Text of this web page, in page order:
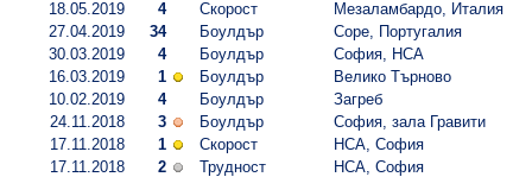
18.05.2019
4 Скорост
Мезаламбардо, Италия
27.04.2019
34 Боулдър
Соре, Португалия
30.03.2019
4 Боулдър
София, НСА
16.03.2019
1 Боулдър
Велико Търново
10.02.2019
4 Боулдър
Загреб
24.11.2018
3 Боулдър
София, зала Гравити
17.11.2018
1 Скорост
НСА, София
17.11.2018
2 Трудност
НСА, София